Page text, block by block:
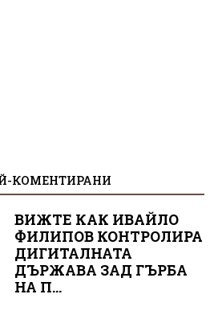
КОМЕНТИРАНИ
ВИЖТЕ КАК ИВАЙЛО
ФИЛИПОВ КОНТРОЛИРА
ДИГИТАЛНАТА
ДЪРЖАВА ЗАД ГЪРБА
НА П...